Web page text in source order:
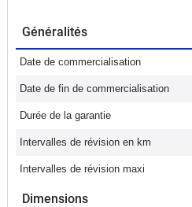
Généralités
Date de commercialisation
Date de fin de commercialisation
Durée de la garantie
Intervalles de révision en km
Intervalles de révision maxi
Dimensions